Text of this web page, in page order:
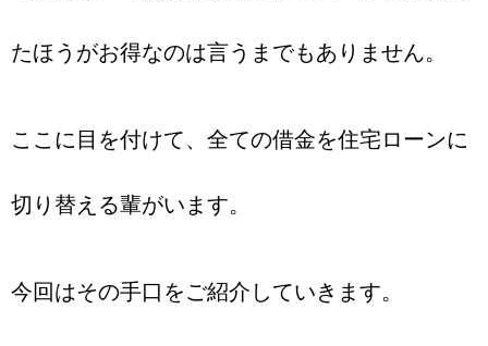
たほうがお得なのは言うまでもありません。
ここに目を付けて、全ての借金を住宅ローンに
切り替える輩がいます。
今回はその手口をご紹介していきます。